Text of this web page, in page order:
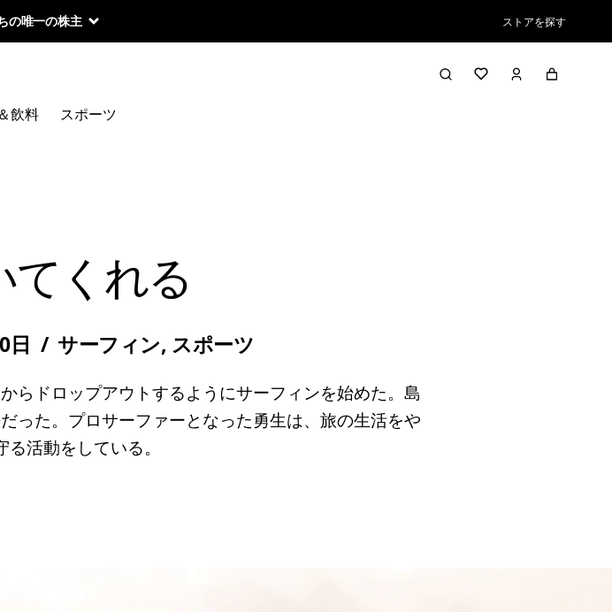
の唯一の株主 ストアを探す
飲料 スポーツ
くれる
日 / サーフィン, スポーツ
らドロップアウトするようにサーフィンを始めた。島
った。プロサーファーとなった勇生は、旅の生活をや
活動をしている。